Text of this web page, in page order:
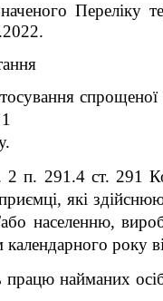
Переліку
п. 291.4 ст. 291
які
населенню,
року
найманих